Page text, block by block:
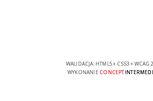
WALIDACJA: HTML5+ CSS3 + WCAG
WYKONANIE CONCEPT